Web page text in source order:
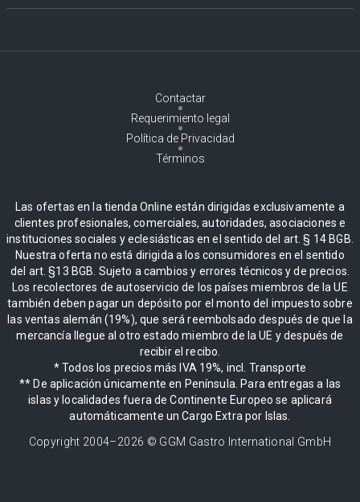
Contactar
Requerimiento legal
Política de Privacidad
Términos
Las ofertas en la tienda Online están dirigidas exclusivamente a
clientes profesionales, comerciales, autoridades, asociaciones e
instituciones sociales y eclesiásticas en el sentido del art. § 14 BGB.
Nuestra oferta no está dirigida a los consumidores en el sentido
del art. §13 BGB. Sujeto a cambios y errores técnicos y de precios.
Los recolectores de autoservicio de los países miembros de la UE
también deben pagar un depósito por el monto del impuesto sobre
las ventas alemán (19%), que será reembolsado después de que la
mercancía llegue al otro estado miembro de la UE y después de
recibir el recibo.
* Todos los precios más IVA 19%, incl. Transporte
** De aplicación únicamente en Península. Para entregas a las
islas y localidades fuera de Continente Europeo se aplicará
automáticamente un Cargo Extra por Islas.
Copyright 2004–2026 © GGM Gastro International GmbH